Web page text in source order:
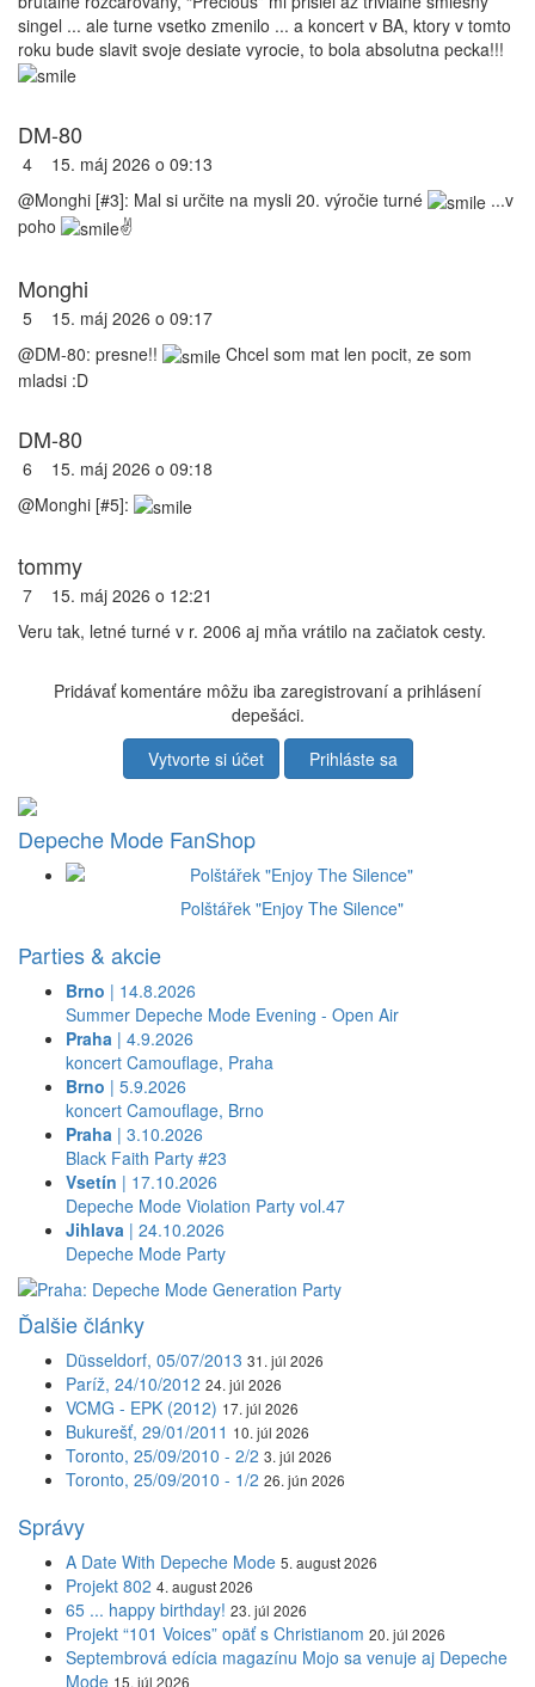
singel ... ale turne vsetko zmenilo ... a koncert v BA, ktory v tomto
roku bude slavit svoje desiate vyrocie, to bola absolutna pecka!!!
DM-80
4
15. máj 2026 o 09:13
@Monghi [#3]: Mal si určite na mysli 20. výročie turné
...v
poho
✌️
Monghi
5
15. máj 2026 o 09:17
@DM-80: presne!!
Chcel som mat len pocit, ze som
mladsi :D
DM-80
6
15. máj 2026 o 09:18
@Monghi [#5]:
tommy
7
15. máj 2026 o 12:21
Veru tak, letné turné v r. 2006 aj mňa vrátilo na začiatok cesty.
Pridávať komentáre môžu iba zaregistrovaní a prihlásení
depešáci.
Vytvorte si účet
Prihláste sa
Depeche Mode FanShop
Polštářek "Enjoy The Silence"
Parties & akcie
Brno | 14.8.2026
Summer Depeche Mode Evening - Open Air
Praha | 4.9.2026
koncert Camouflage, Praha
Brno | 5.9.2026
koncert Camouflage, Brno
Praha | 3.10.2026
Black Faith Party #23
Vsetín | 17.10.2026
Depeche Mode Violation Party vol.47
Jihlava | 24.10.2026
Depeche Mode Party
Ďalšie články
Düsseldorf, 05/07/2013 31. júl 2026
Paríž, 24/10/2012 24. júl 2026
VCMG - EPK (2012) 17. júl 2026
Bukurešť, 29/01/2011 10. júl 2026
Toronto, 25/09/2010 - 2/2 3. júl 2026
Toronto, 25/09/2010 - 1/2 26. jún 2026
Správy
A Date With Depeche Mode 5. august 2026
Projekt 802 4. august 2026
65 ... happy birthday! 23. júl 2026
Projekt “101 Voices” opäť s Christianom 20. júl 2026
Septembrová edícia magazínu Mojo sa venuje aj Depeche
Mode 15. júl 2026